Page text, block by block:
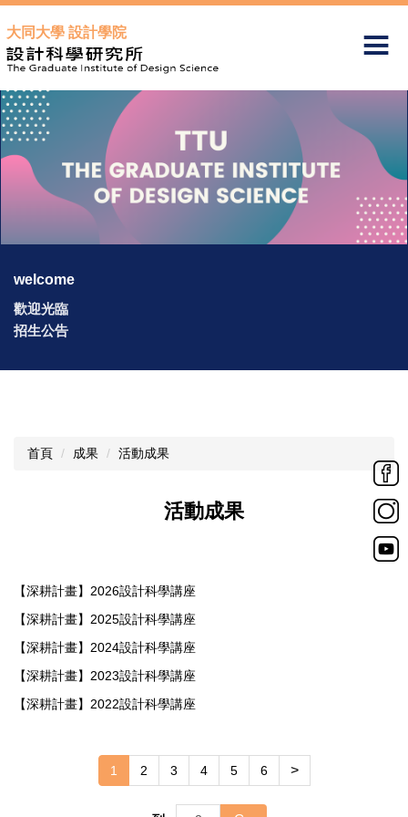
到
主
要
內
容
區
大同大學 設計學院
welcome
歡迎光臨
招生公告
首頁 成果 活動成果
活動成果
【深耕計畫】2026設計科學講座
【深耕計畫】2025設計科學講座
【深耕計畫】2024設計科學講座
【深耕計畫】2023設計科學講座
【深耕計畫】2022設計科學講座
1 2 3 4 5 6 >